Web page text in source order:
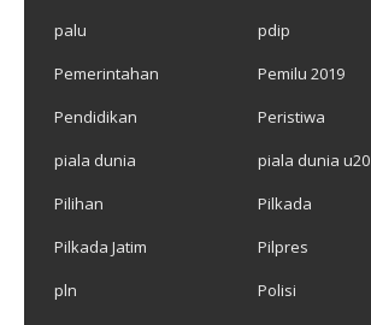
palu
pdip
Pemerintahan
Pemilu 2019
Pendidikan
Peristiwa
piala dunia
piala dunia u20
Pilihan
Pilkada
Pilkada Jatim
Pilpres
pln
Polisi